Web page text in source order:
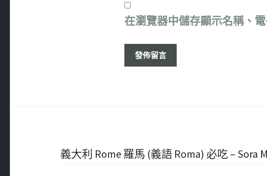
在瀏覽器中儲存顯示名稱、
義大利 Rome 羅馬 (義語 Roma) 必吃 – Sora